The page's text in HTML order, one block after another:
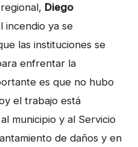
Diego
incendio ya se
las instituciones se
enfrentar la
es que no hubo
el trabajo está
municipio y al Servicio
de daños y en